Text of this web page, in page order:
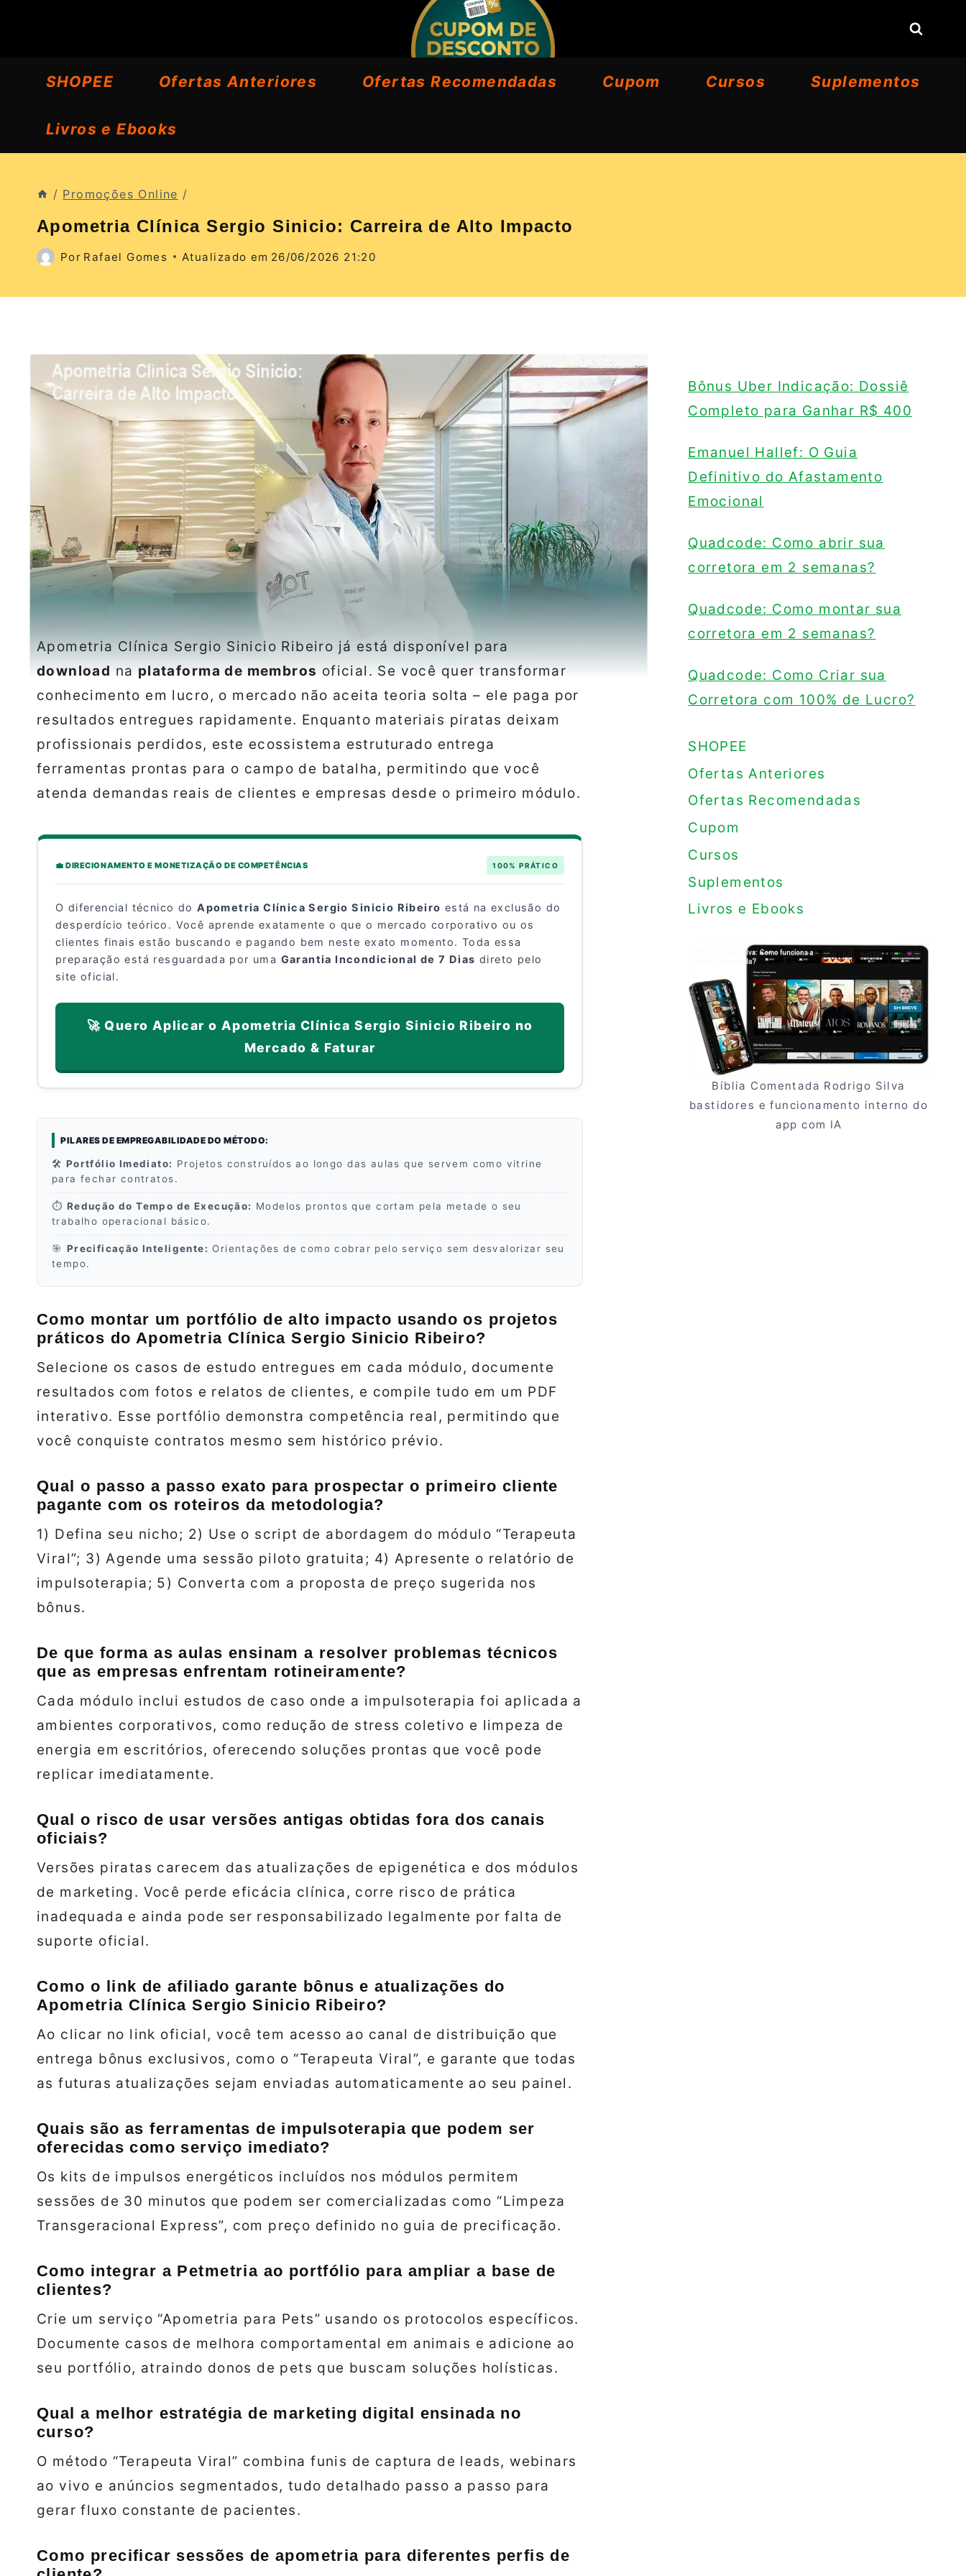
ConteúdoSHOPEE Ofertas Anteriores Ofertas Recomendadas Cupom Cursos Suplementos
Livros e Ebooks
/ Promoções Online /
Apometria Clínica Sergio Sinicio: Carreira de Alto Impacto
Por Rafael Gomes Atualizado em 26/06/2026 21:20
Apometria Clínica Sergio Sinicio Ribeiro já está disponível para
download na plataforma de membros oficial. Se você quer transformar
conhecimento em lucro, o mercado não aceita teoria solta – ele paga por
resultados entregues rapidamente. Enquanto materiais piratas deixam
profissionais perdidos, este ecossistema estruturado entrega
ferramentas prontas para o campo de batalha, permitindo que você
atenda demandas reais de clientes e empresas desde o primeiro módulo.
💼 DIRECIONAMENTO E MONETIZAÇÃO DE COMPETÊNCIAS 100% PRÁTICO
O diferencial técnico doApometria Clínica Sergio Sinicio Ribeiro está na exclusão do
desperdício teórico. Você aprende exatamente o que o mercado corporativo ou os
clientes finais estão buscando e pagando bem neste exato momento. Toda essa
preparação está resguardada por uma Garantia Incondicional de 7 Dias direto pelo
site oficial.
🚀 Quero Aplicar o Apometria Clínica Sergio Sinicio Ribeiro no
Mercado & Faturar
PILARES DE EMPREGABILIDADE DO MÉTODO:
🛠️ Portfólio Imediato: Projetos construídos ao longo das aulas que servem como vitrine
para fechar contratos.
⏱️ Redução do Tempo de Execução: Modelos prontos que cortam pela metade o seu
trabalho operacional básico.
🎯 Precificação Inteligente: Orientações de como cobrar pelo serviço sem desvalorizar seu
tempo.
Como montar um portfólio de alto impacto usando os projetos
práticos do Apometria Clínica Sergio Sinicio Ribeiro?
Selecione os casos de estudo entregues em cada módulo, documente
resultados com fotos e relatos de clientes, e compile tudo em um PDF
interativo. Esse portfólio demonstra competência real, permitindo que
você conquiste contratos mesmo sem histórico prévio.
Qual o passo a passo exato para prospectar o primeiro cliente
pagante com os roteiros da metodologia?
1) Defina seu nicho; 2) Use o script de abordagem do módulo “Terapeuta
Viral”; 3) Agende uma sessão piloto gratuita; 4) Apresente o relatório de
impulsoterapia; 5) Converta com a proposta de preço sugerida nos
bônus.
De que forma as aulas ensinam a resolver problemas técnicos
que as empresas enfrentam rotineiramente?
Cada módulo inclui estudos de caso onde a impulsoterapia foi aplicada a
ambientes corporativos, como redução de stress coletivo e limpeza de
energia em escritórios, oferecendo soluções prontas que você pode
replicar imediatamente.
Qual o risco de usar versões antigas obtidas fora dos canais
oficiais?
Versões piratas carecem das atualizações de epigenética e dos módulos
de marketing. Você perde eficácia clínica, corre risco de prática
inadequada e ainda pode ser responsabilizado legalmente por falta de
suporte oficial.
Como o link de afiliado garante bônus e atualizações do
Apometria Clínica Sergio Sinicio Ribeiro?
Ao clicar no link oficial, você tem acesso ao canal de distribuição que
entrega bônus exclusivos, como o “Terapeuta Viral”, e garante que todas
as futuras atualizações sejam enviadas automaticamente ao seu painel.
Quais são as ferramentas de impulsoterapia que podem ser
oferecidas como serviço imediato?
Os kits de impulsos energéticos incluídos nos módulos permitem
sessões de 30 minutos que podem ser comercializadas como “Limpeza
Transgeracional Express”, com preço definido no guia de precificação.
Como integrar a Petmetria ao portfólio para ampliar a base de
clientes?
Crie um serviço “Apometria para Pets” usando os protocolos específicos.
Documente casos de melhora comportamental em animais e adicione ao
seu portfólio, atraindo donos de pets que buscam soluções holísticas.
Qual a melhor estratégia de marketing digital ensinada no
curso?
O método “Terapeuta Viral” combina funis de captura de leads, webinars
ao vivo e anúncios segmentados, tudo detalhado passo a passo para
gerar fluxo constante de pacientes.
Como precificar sessões de apometria para diferentes perfis de
Bônus Uber Indicação: Dossiê
Completo para Ganhar R$ 400
Emanuel Hallef: O Guia
Definitivo do Afastamento
Emocional
Quadcode: Como abrir sua
corretora em 2 semanas?
Quadcode: Como montar sua
corretora em 2 semanas?
Quadcode: Como Criar sua
Corretora com 100% de Lucro?
SHOPEE
Ofertas Anteriores
Ofertas Recomendadas
Cupom
Cursos
Suplementos
Livros e Ebooks
Bíblia Comentada Rodrigo Silva
bastidores e funcionamento interno do
app com IA